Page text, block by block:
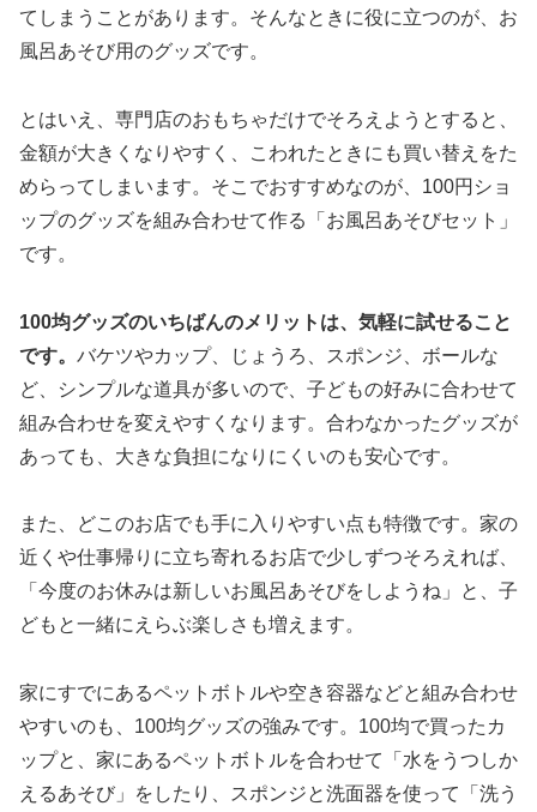
てしまうことがあります。そんなときに役に立つのが、お
風呂あそび用のグッズです。
とはいえ、専門店のおもちゃだけでそろえようとすると、
金額が大きくなりやすく、こわれたときにも買い替えをた
めらってしまいます。そこでおすすめなのが、100円ショ
ップのグッズを組み合わせて作る「お風呂あそびセット」
です。
100均グッズのいちばんのメリットは、気軽に試せること
です。 バケツやカップ、じょうろ、スポンジ、ボールな
ど、シンプルな道具が多いので、子どもの好みに合わせて
組み合わせを変えやすくなります。合わなかったグッズが
あっても、大きな負担になりにくいのも安心です。
また、どこのお店でも手に入りやすい点も特徴です。家の
近くや仕事帰りに立ち寄れるお店で少しずつそろえれば、
「今度のお休みは新しいお風呂あそびをしようね」と、子
どもと一緒にえらぶ楽しさも増えます。
家にすでにあるペットボトルや空き容器などと組み合わせ
やすいのも、100均グッズの強みです。100均で買ったカ
ップと、家にあるペットボトルを合わせて「水をうつしか
えるあそび」をしたり、スポンジと洗面器を使って「洗う